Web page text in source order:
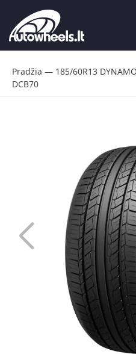
Pradžia — 185/60R13
DCB70